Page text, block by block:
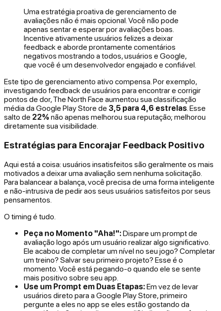
Uma estratégia proativa de gerenciamento de
avaliações não é mais opcional. Você não pode
apenas sentar e esperar por avaliações boas.
Incentive ativamente usuários felizes a deixar
feedback e aborde prontamente comentários
negativos mostrando a todos, usuários e Google,
que você é um desenvolvedor engajado e confiável.
Este tipo de gerenciamento ativo compensa. Por exemplo,
investigando feedback de usuários para encontrar e corrigir
pontos de dor, The North Face aumentou sua classificação
média da Google Play Store de 3,5 para 4,6 estrelas . Esse
salto de 22% não apenas melhorou sua reputação; melhorou
diretamente sua visibilidade.
Estratégias para Encorajar Feedback Positivo
Aqui está a coisa: usuários insatisfeitos são geralmente os mais
motivados a deixar uma avaliação sem nenhuma solicitação.
Para balancear a balança, você precisa de uma forma inteligente
e não-intrusiva de pedir aos seus usuários satisfeitos por seus
pensamentos.
O timing é tudo.
Peça no Momento "Aha!":Dispare um prompt de
avaliação logo após um usuário realizar algo significativo.
Ele acabou de completar um nível no seu jogo? Completar
um treino? Salvar seu primeiro projeto? Esse é o
momento. Você está pegando-o quando ele se sente
mais positivo sobre seu app.
Use um Prompt em Duas Etapas:Em vez de levar
usuários direto para a Google Play Store, primeiro
pergunte a eles no app se eles estão gostando da